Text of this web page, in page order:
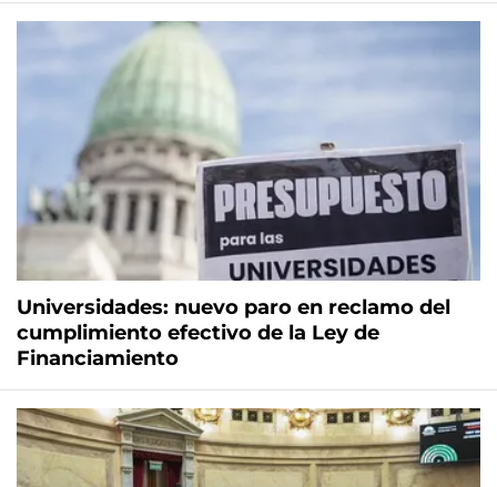
Universidades: nuevo paro en reclamo del
cumplimiento efectivo de la Ley de
Financiamiento